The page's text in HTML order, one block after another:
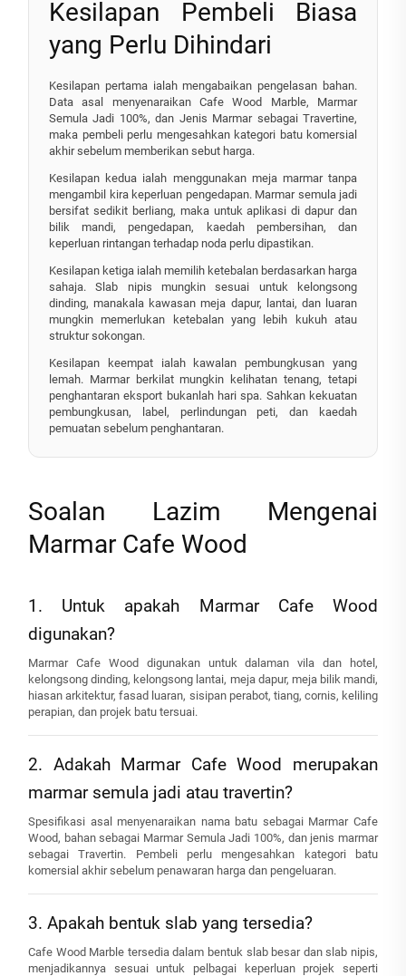
Kesilapan Pembeli Biasa
yang Perlu Dihindari
Kesilapan pertama ialah mengabaikan pengelasan bahan.
Data asal menyenaraikan Cafe Wood Marble, Marmar
Semula Jadi 100%, dan Jenis Marmar sebagai Travertine,
maka pembeli perlu mengesahkan kategori batu komersial
akhir sebelum memberikan sebut harga.
Kesilapan kedua ialah menggunakan meja marmar tanpa
mengambil kira keperluan pengedapan. Marmar semula jadi
bersifat sedikit berliang, maka untuk aplikasi di dapur dan
bilik mandi, pengedapan, kaedah pembersihan, dan
keperluan rintangan terhadap noda perlu dipastikan.
Kesilapan ketiga ialah memilih ketebalan berdasarkan harga
sahaja. Slab nipis mungkin sesuai untuk kelongsong
dinding, manakala kawasan meja dapur, lantai, dan luaran
mungkin memerlukan ketebalan yang lebih kukuh atau
struktur sokongan.
Kesilapan keempat ialah kawalan pembungkusan yang
lemah. Marmar berkilat mungkin kelihatan tenang, tetapi
penghantaran eksport bukanlah hari spa. Sahkan kekuatan
pembungkusan, label, perlindungan peti, dan kaedah
pemuatan sebelum penghantaran.
Soalan Lazim Mengenai
Marmar Cafe Wood
1. Untuk apakah Marmar Cafe Wood
digunakan?
Marmar Cafe Wood digunakan untuk dalaman vila dan hotel,
kelongsong dinding, kelongsong lantai, meja dapur, meja bilik mandi,
hiasan arkitektur, fasad luaran, sisipan perabot, tiang, cornis, keliling
perapian, dan projek batu tersuai.
2. Adakah Marmar Cafe Wood merupakan
marmar semula jadi atau travertin?
Spesifikasi asal menyenaraikan nama batu sebagai Marmar Cafe
Wood, bahan sebagai Marmar Semula Jadi 100%, dan jenis marmar
sebagai Travertin. Pembeli perlu mengesahkan kategori batu
komersial akhir sebelum penawaran harga dan pengeluaran.
3. Apakah bentuk slab yang tersedia?
Cafe Wood Marble tersedia dalam bentuk slab besar dan slab nipis,
menjadikannya sesuai untuk pelbagai keperluan projek seperti